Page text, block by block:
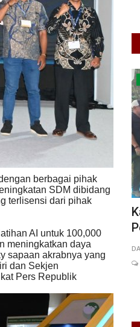
berbagai pihak
SDM dibidang
terlisensi dari pihak
AI untuk 100,000
meningkatkan daya
sapaan akrabnya yang
dan Sekjen
Pers Republik
Suryakencana...
2026 Jawa Barat KAB. SUKABUMI